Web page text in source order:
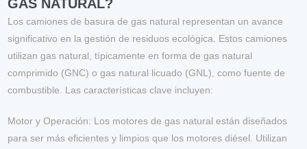
GAS NATURAL?
Los camiones de basura de gas natural representan un avance
significativo en la gestión de residuos ecológica. Estos camiones
utilizan gas natural, típicamente en forma de gas natural
comprimido (GNC) o gas natural licuado (GNL), como fuente de
combustible. Las características clave incluyen:
Motor y Operación: Los motores de gas natural están diseñados
para ser más eficientes y limpios que los motores diésel. Utilizan